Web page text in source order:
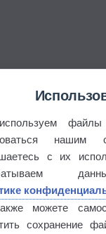
с их
можете
сохранение